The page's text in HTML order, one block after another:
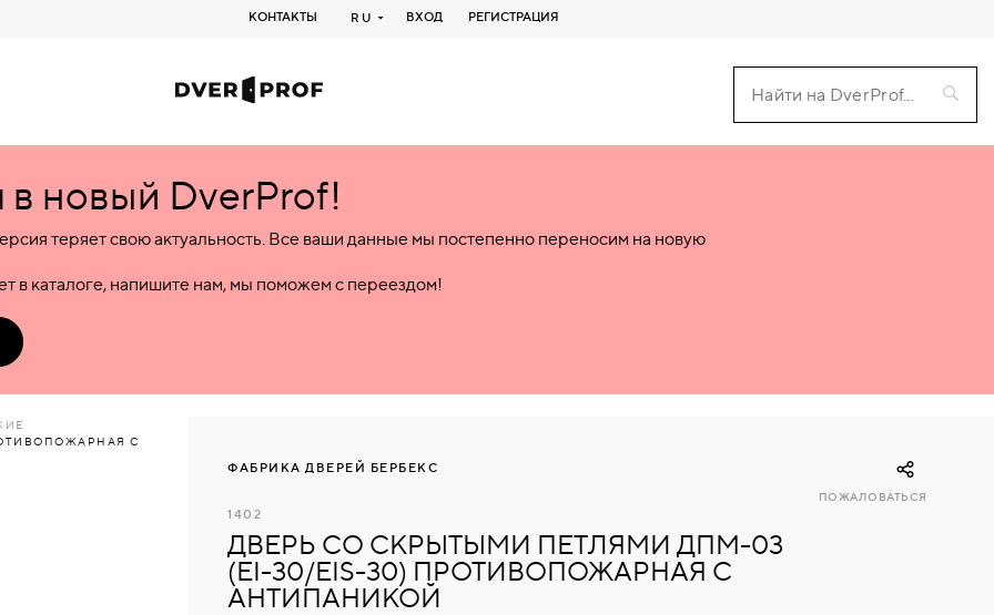
КОНТАКТЫ RU ВХОД РЕГИСТРАЦИЯ
новый DverProf!
теряет свою актуальность. Все ваши данные мы постепенно переносим на новую
в каталоге, напишите нам, мы поможем с переездом!
С
ФАБРИКА ДВЕРЕЙ БЕРБЕКС
1402
ДВЕРЬ СО СКРЫТЫМИ ПЕТЛЯМИ ДПМ-03
(EI-30/EIS-30) ПРОТИВОПОЖАРНАЯ С
АНТИПАНИКОЙ
ПОЖАЛОВАТЬСЯ